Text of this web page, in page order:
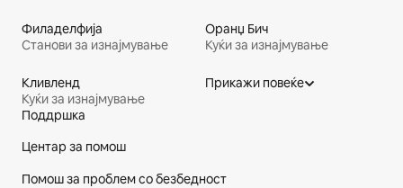
Филаделфија
Станови за изнајмување
Оранџ Бич
Куќи за изнајмување
Кливленд
Куќи за изнајмување
Прикажи повеќе
Подножје на веб-страницата
Поддршка
Центар за помош
Помош за проблем со безбедност